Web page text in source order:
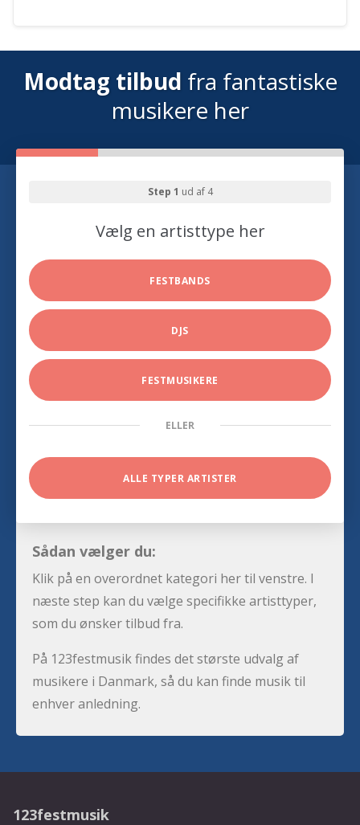
Modtag tilbud fra fantastiske
musikere her
Step 1 ud af 4
Vælg en artisttype her
FESTBANDS
DJS
FESTMUSIKERE
ELLER
ALLE TYPER ARTISTER
Sådan vælger du:
Klik på en overordnet kategori her til venstre. I
næste step kan du vælge specifikke artisttyper,
som du ønsker tilbud fra.
På 123festmusik findes det største udvalg af
musikere i Danmark, så du kan finde musik til
enhver anledning.
123festmusik